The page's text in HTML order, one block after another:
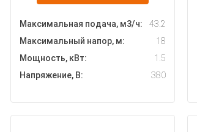
Максимальная подача, м3/ч:
43.2
Максимальный напор, м:
18
Мощность, кВт:
1.5
Напряжение, В:
380